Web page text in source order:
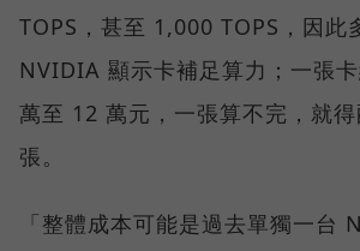
TOPS，甚至 1,000 TOPS，因此
NVIDIA 顯示卡補足算力；一張
萬至 12 萬元，一張算不完，就
張。
「整體成本可能是過去單獨一台